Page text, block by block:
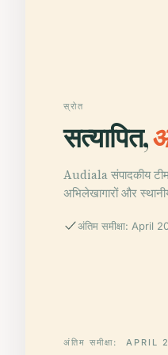
स्रोत
सत्यापित,
Audiala संपादकीय टीम
अभिलेखागारों और
अंतिम समीक्षा: April
अंतिम समीक्षा: APRIL